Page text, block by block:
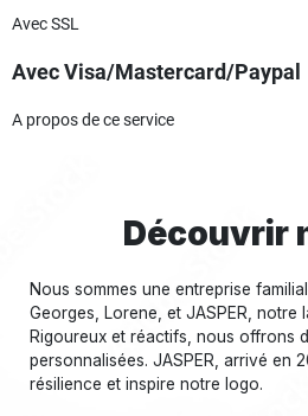
Avec SSL
Avec Visa/Mastercard/Paypal
A propos de ce service
Découvrir
Nous sommes une entreprise
Georges, Lorene, et JASPER, notre
Rigoureux et réactifs, nous offrons
personnalisées. JASPER, arrivé en
résilience et inspire notre logo.